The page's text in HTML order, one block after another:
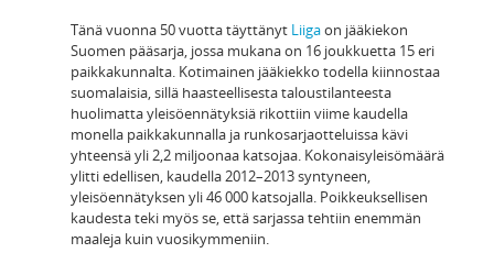
Tänä vuonna 50 vuotta täyttänyt Liigaon jääkiekon
Suomen pääsarja, jossa mukana on 16 joukkuetta 15 eri
paikkakunnalta. Kotimainen jääkiekko todella kiinnostaa
suomalaisia, sillä haasteellisesta taloustilanteesta
huolimatta yleisöennätyksiä rikottiin viime kaudella
monella paikkakunnalla ja runkosarjaotteluissa kävi
yhteensä yli 2,2 miljoonaa katsojaa. Kokonaisyleisömäärä
ylitti edellisen, kaudella 2012–2013 syntyneen,
yleisöennätyksen yli 46 000 katsojalla. Poikkeuksellisen
kaudesta teki myös se, että sarjassa tehtiin enemmän
maaleja kuin vuosikymmeniin.